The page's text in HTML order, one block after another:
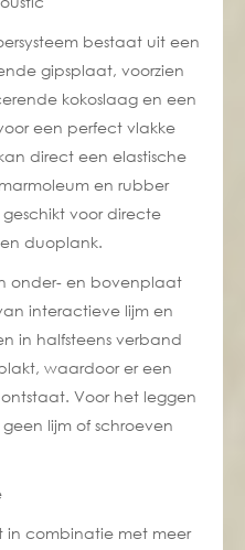
bestaat uit een
gipsplaat, voorzien
kokoslaag en een
een perfect vlakke
direct een elastische
en rubber
voor directe
duoplank.
onder- en bovenplaat
interactieve lijm en
in halfsteens verband
waardoor er een
Voor het leggen
lijm of schroeven
combinatie met meer